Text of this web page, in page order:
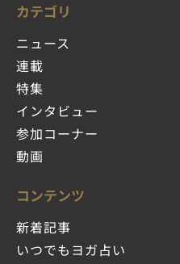
カテゴリ
ニュース
連載
特集
インタビュー
参加コーナー
動画
コンテンツ
新着記事
いつでもヨガ占い